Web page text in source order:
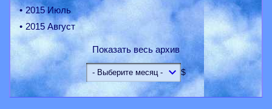
2015 Июль
2015 Август
Показать весь архив
$